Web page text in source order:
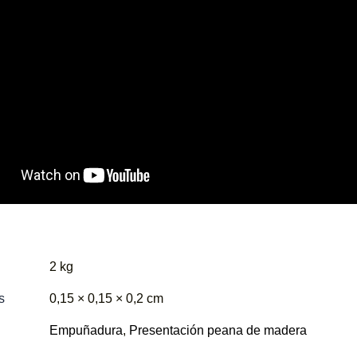
2 kg
0,15 × 0,15 × 0,2 cm
Empuñadura, Presentación peana de madera